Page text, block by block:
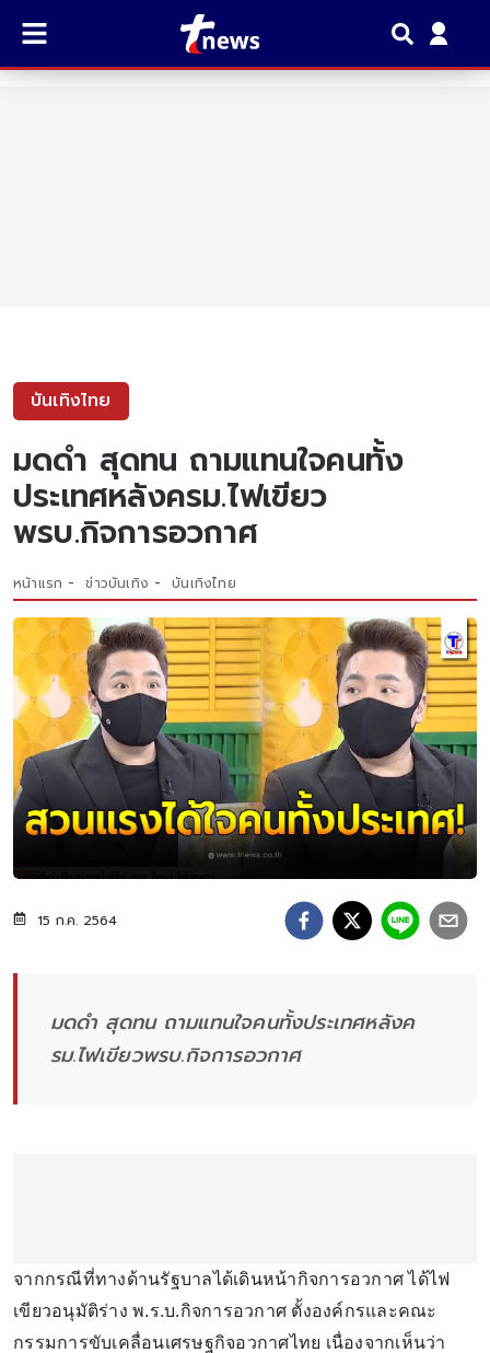
บันเทิงไทย
มดดำ สุดทน ถามแทนใจคนทั้ง
ประเทศหลังครม.ไฟเขียว
พรบ.กิจการอวกาศ
หน้าแรก ข่าวบันเทิง บันเทิงไทย
15 ก.ค. 2564
มดดำ สุดทน ถามแทนใจคนทั้งประเทศหลังค
รม.ไฟเขียวพรบ.กิจการอวกาศ
จากกรณีที่ทางด้านรัฐบาลได้เดินหน้ากิจการอวกาศ ได้ไฟ
เขียวอนุมัติร่าง พ.ร.บ.กิจการอวกาศ ตั้งองค์กรและคณะ
กรรมการขับเคลื่อนเศรษฐกิจอวกาศไทย เนื่องจากเห็นว่า